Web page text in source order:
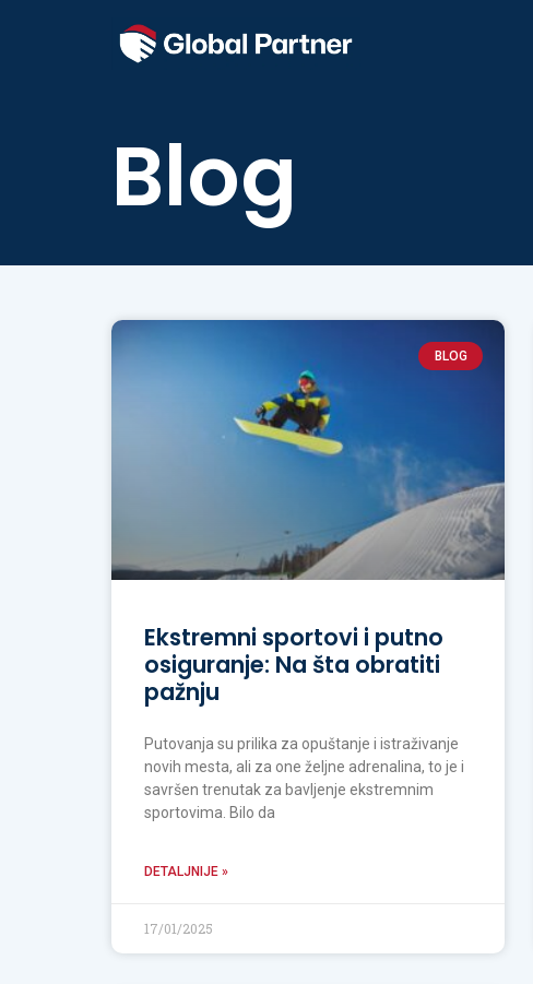
Blog
BLOG
Ekstremni sportovi i putno
osiguranje: Na šta obratiti
pažnju
Putovanja su prilika za opuštanje i istraživanje
novih mesta, ali za one željne adrenalina, to je i
savršen trenutak za bavljenje ekstremnim
sportovima. Bilo da
DETALJNIJE »
17/01/2025